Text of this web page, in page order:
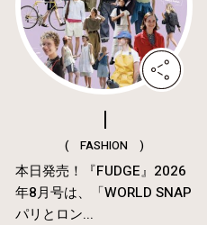
( FASHION )
本日発売！『FUDGE』2026
年8月号は、「WORLD SNAP
パリとロン...